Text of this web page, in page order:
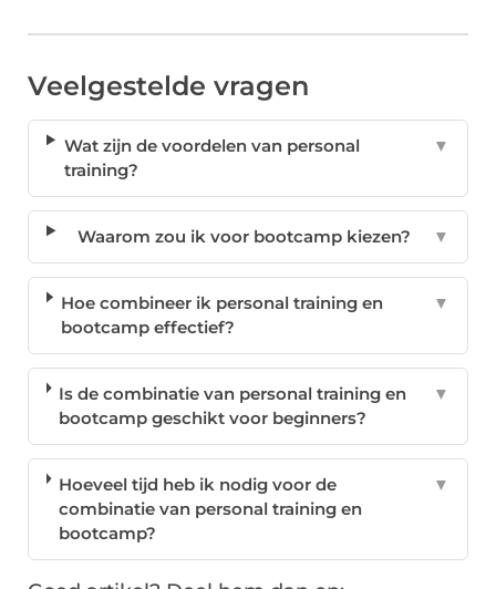
Veelgestelde vragen
Wat zijn de voordelen van personal
training?
▼
Waarom zou ik voor bootcamp kiezen? ▼
Hoe combineer ik personal training en
bootcamp effectief?
▼
Is de combinatie van personal training en
bootcamp geschikt voor beginners?
▼
Hoeveel tijd heb ik nodig voor de
combinatie van personal training en
bootcamp?
▼